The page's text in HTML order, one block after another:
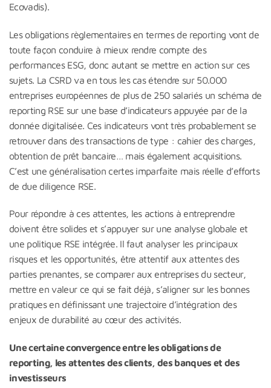
Ecovadis).
Les obligations règlementaires en termes de reporting vont de
toute façon conduire à mieux rendre compte des
performances ESG, donc autant se mettre en action sur ces
sujets. La CSRD va en tous les cas étendre sur 50.000
entreprises européennes de plus de 250 salariés un schéma de
reporting RSE sur une base d’indicateurs appuyée par de la
donnée digitalisée. Ces indicateurs vont très probablement se
retrouver dans des transactions de type : cahier des charges,
obtention de prêt bancaire… mais également acquisitions.
C’est une généralisation certes imparfaite mais réelle d’efforts
de due diligence RSE.
Pour répondre à ces attentes, les actions à entreprendre
doivent être solides et s’appuyer sur une analyse globale et
une politique RSE intégrée. Il faut analyser les principaux
risques et les opportunités, être attentif aux attentes des
parties prenantes, se comparer aux entreprises du secteur,
mettre en valeur ce qui se fait déjà, s’aligner sur les bonnes
pratiques en définissant une trajectoire d’intégration des
enjeux de durabilité au cœur des activités.
Une certaine convergence entre les obligations de
reporting, les attentes des clients, des banques et des
investisseurs